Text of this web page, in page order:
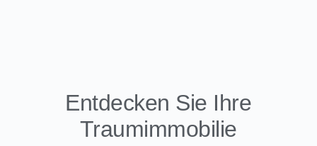
Entdecken Sie Ihre
Traumimmobilie